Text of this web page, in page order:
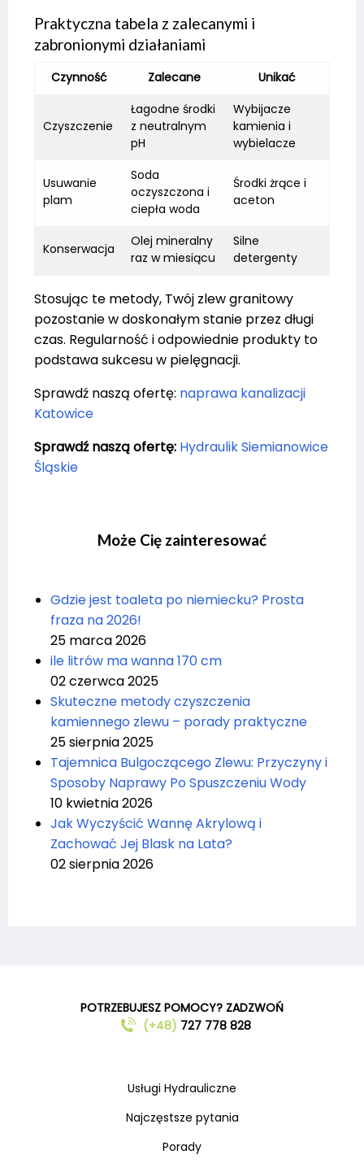
Praktyczna tabela z zalecanymi i
zabronionymi działaniami
Czynność Zalecane Unikać
Czyszczenie
Łagodne środki
z neutralnym
pH
Wybijacze
kamienia i
wybielacze
Usuwanie
plam
Soda
oczyszczona i
ciepła woda
Środki żrące i
aceton
Konserwacja
Olej mineralny
raz w miesiącu
Silne
detergenty
Stosując te metody, Twój zlew granitowy
pozostanie w doskonałym stanie przez długi
czas. Regularność i odpowiednie produkty to
podstawa sukcesu w pielęgnacji.
Sprawdź naszą ofertę: naprawa kanalizacji
Katowice
Sprawdź naszą ofertę: Hydraulik Siemianowice
Śląskie
Może Cię zainteresować
Gdzie jest toaleta po niemiecku? Prosta
fraza na 2026!
25 marca 2026
ile litrów ma wanna 170 cm
02 czerwca 2025
Skuteczne metody czyszczenia
kamiennego zlewu – porady praktyczne
25 sierpnia 2025
Tajemnica Bulgoczącego Zlewu: Przyczyny i
Sposoby Naprawy Po Spuszczeniu Wody
10 kwietnia 2026
Jak Wyczyścić Wannę Akrylową i
Zachować Jej Blask na Lata?
02 sierpnia 2026
POTRZEBUJESZ POMOCY? ZADZWOŃ
(+48) 727 778 828
Usługi Hydrauliczne
Najczęstsze pytania
Porady